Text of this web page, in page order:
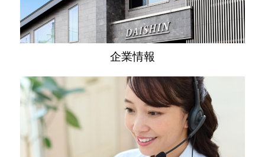
施工事例
千葉県市原市にて太陽光パネル洗浄の施工を実施しました。
千葉県市原市にて太陽光パネル洗浄の施工を実施しました。
企業情報